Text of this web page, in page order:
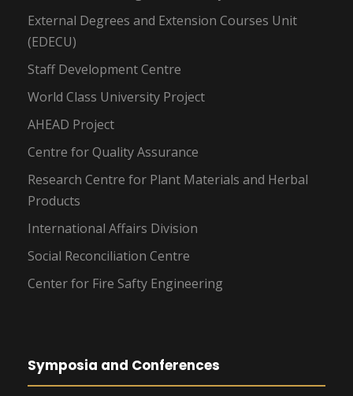
External Degrees and Extension Courses Unit
(EDECU)
Staff Development Centre
World Class University Project
AHEAD Project
Centre for Quality Assurance
Research Centre for Plant Materials and Herbal
Products
International Affairs Division
Social Reconciliation Centre
Center for Fire Safty Engineering
Symposia and Conferences